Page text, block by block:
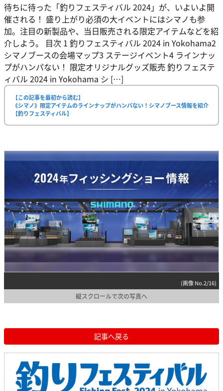
待ちに待った「釣りフェスティバル 2024」が、いよいよ開
催される！ 盛り上がり必須の大イベントにはシマノも参
加。注目の新製品や、当日販売される限定アイテムなどを紹
介しよう。 目次 1 釣りフェスティバル 2024 in Yokohama2
シマノブースの会場マップ3 ステージイベント4 ラインナッ
プがハンパない！ 限定オリジナルグッズ販売 釣りフェステ
ィバル 2024 in Yokohama シ […]
【この記事を最初から読む】
《シマノ》限定アイテムのラインナップがハンパない！シマノブース情報を紹介
【釣りフェスティバル】
(画像 No.2/16)
縦スクロールで次の写真へ
記事へ戻る